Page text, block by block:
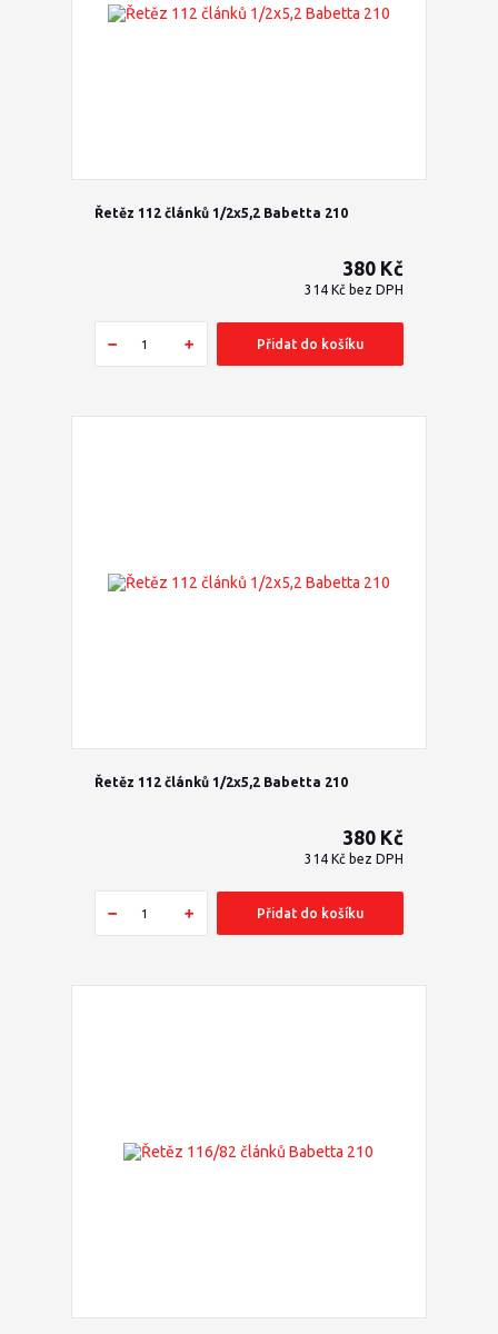
Řetěz 112 článků 1/2x5,2 Babetta 210
380 Kč
314 Kč bez DPH
Přidat do košíku
Řetěz 112 článků 1/2x5,2 Babetta 210
380 Kč
314 Kč bez DPH
Přidat do košíku